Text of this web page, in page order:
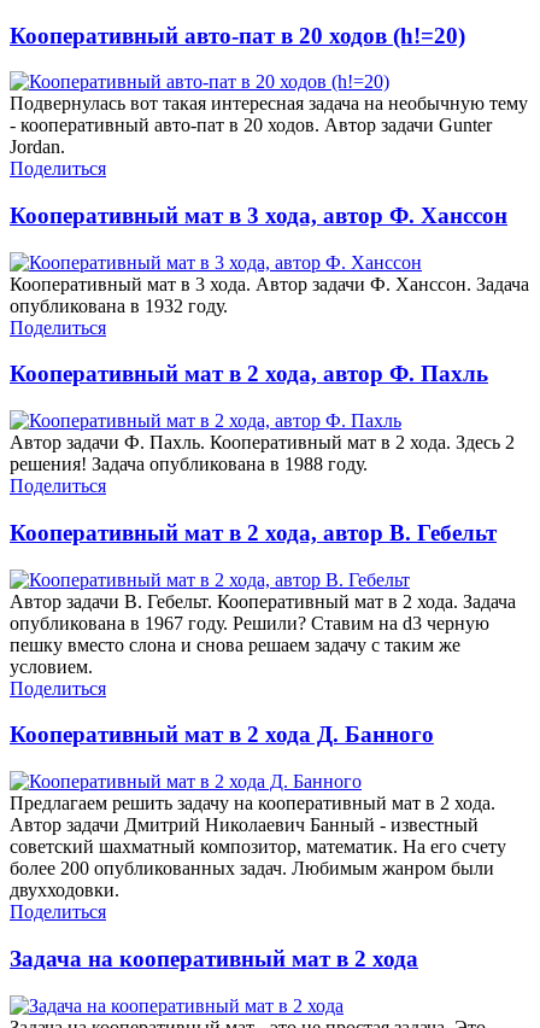
Кооперативный авто-пат в 20 ходов (h!=20)
Подвернулась вот такая интересная задача на необычную тему
- кооперативный авто-пат в 20 ходов. Автор задачи Gunter
Jordan.
Поделиться
Кооперативный мат в 3 хода, автор Ф. Ханссон
Кооперативный мат в 3 хода. Автор задачи Ф. Ханссон. Задача
опубликована в 1932 году.
Поделиться
Кооперативный мат в 2 хода, автор Ф. Пахль
Автор задачи Ф. Пахль. Кооперативный мат в 2 хода. Здесь 2
решения! Задача опубликована в 1988 году.
Поделиться
Кооперативный мат в 2 хода, автор В. Гебельт
Автор задачи В. Гебельт. Кооперативный мат в 2 хода. Задача
опубликована в 1967 году. Решили? Ставим на d3 черную
пешку вместо слона и снова решаем задачу с таким же
условием.
Поделиться
Кооперативный мат в 2 хода Д. Банного
Предлагаем решить задачу на кооперативный мат в 2 хода.
Автор задачи Дмитрий Николаевич Банный - известный
советский шахматный композитор, математик. На его счету
более 200 опубликованных задач. Любимым жанром были
двухходовки.
Поделиться
Задача на кооперативный мат в 2 хода